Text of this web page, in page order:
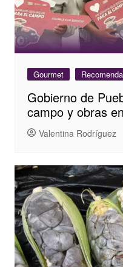
Gourmet
Gobierno de
campo y obras
Valentina Rodríguez